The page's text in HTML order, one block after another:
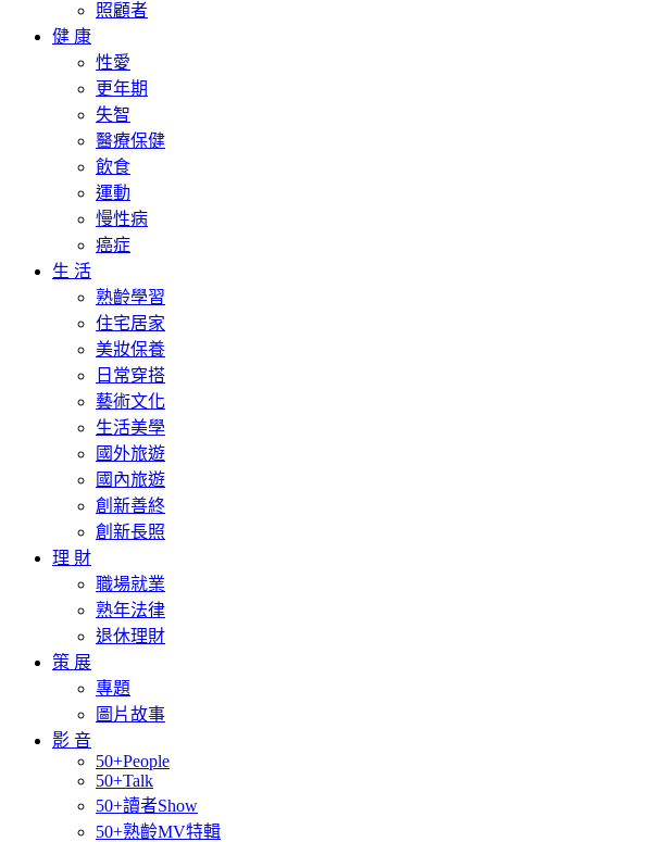
照顧者
健 康
性愛
更年期
失智
醫療保健
飲食
運動
慢性病
癌症
生 活
熟齡學習
住宅居家
美妝保養
日常穿搭
藝術文化
生活美學
國外旅遊
國內旅遊
創新善終
創新長照
理 財
職場就業
熟年法律
退休理財
策 展
專題
圖片故事
影 音
50+People
50+Talk
50+讀者Show
50+熟齡MV特輯